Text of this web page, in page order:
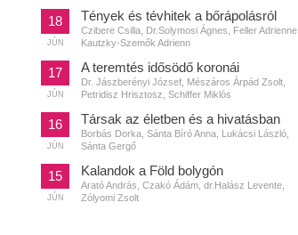
18
JÚN
Tények és tévhitek a bőrápolásról
Czibere Csilla, Dr.Solymosi Ágnes, Feller Adrienne,
Kautzky-Szemők Adrienn
17
JÚN
A teremtés idősödő koronái
Dr. Jászberényi József, Mészáros Árpád Zsolt,
Petridisz Hrisztosz, Schiffer Miklós
16
JÚN
Társak az életben és a hivatásban
Borbás Dorka, Sánta Bíró Anna, Lukácsi László,
Sánta Gergő
15
JÚN
Kalandok a Föld bolygón
Arató András, Czakó Ádám, dr.Halász Levente,
Zólyomi Zsolt